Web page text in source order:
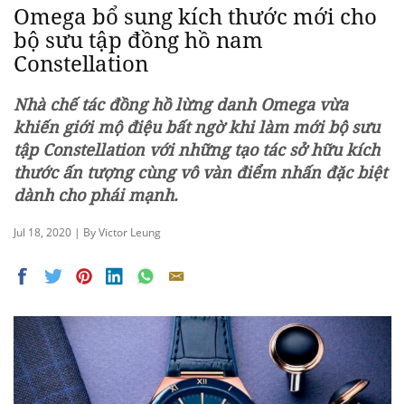
Omega bổ sung kích thước mới cho
bộ sưu tập đồng hồ nam
Constellation
Nhà chế tác đồng hồ lừng danh Omega vừa
khiến giới mộ điệu bất ngờ khi làm mới bộ sưu
tập Constellation với những tạo tác sở hữu kích
thước ấn tượng cùng vô vàn điểm nhấn đặc biệt
dành cho phái mạnh.
Jul 18, 2020 | By Victor Leung